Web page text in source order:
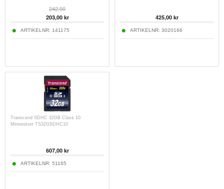
242,00
203,00kr
ARTIKELNR: 141175
425,00kr
ARTIKELNR: 3020166
Transcend SDHC 32GB Class 10
Minneskort TS32GSDHC10
607,00kr
ARTIKELNR: 51165